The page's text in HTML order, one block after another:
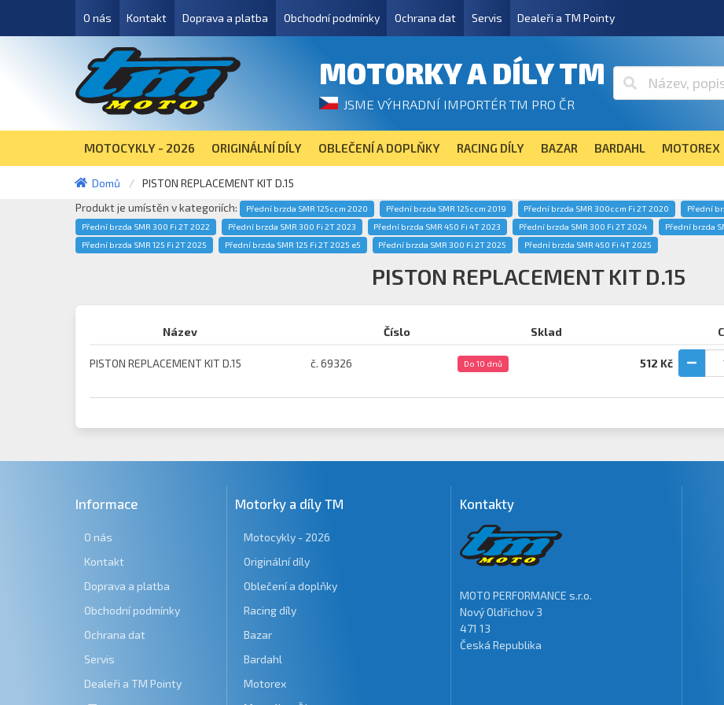
O nás Kontakt Doprava a platba Obchodní podmínky Ochrana dat Servis Dealeři a TM Pointy
MOTORKY A DÍLY TM
JSME VÝHRADNÍ IMPORTÉR TM PRO ČR
MOTOCYKLY - 2026 ORIGINÁLNÍ DÍLY OBLEČENÍ A DOPLŇKY RACING DÍLY BAZAR BARDAHL MOTOREX
Domů
PISTON REPLACEMENT KIT D.15
Produkt je umístěn v kategoriích:
Přední brzda SMR 125ccm 2020 Přední brzda SMR 125ccm 2019 Přední brzda SMR 300ccm Fi 2T 2020 Přední
Přední brzda SMR 300 Fi 2T 2022
Přední brzda SMR 300 Fi 2T 2023 Přední brzda SMR 450 Fi 4T 2023 Přední brzda SMR 300 Fi 2T 2024 Přední brzda
Přední brzda SMR 125 Fi 2T 2025
Přední brzda SMR 125 Fi 2T 2025 e5 Přední brzda SMR 300 Fi 2T 2025 Přední brzda SMR 450 Fi 4T 2025
PISTON REPLACEMENT KIT D.15
Název Číslo Sklad
PISTON REPLACEMENT KIT D.15 č. 69326 Do 10 dnů 512 Kč
Informace
O nás
Kontakt
Doprava a platba
Obchodní podmínky
Ochrana dat
Servis
Dealeři a TM Pointy
Motorky a díly TM
Motocykly - 2026
Originální díly
Oblečení a doplňky
Racing díly
Bazar
Bardahl
Motorex
Kontakty
MOTO PERFORMANCE s.r.o.
Nový Oldřichov 3
471 13
Česká Republika